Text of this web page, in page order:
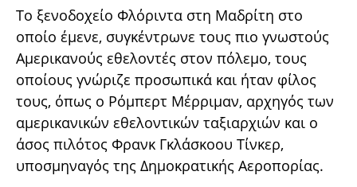
Το ξενοδοχείο Φλόριντα στη Μαδρίτη στο
οποίο έμενε, συγκέντρωνε τους πιο γνωστούς
Αμερικανούς εθελοντές στον πόλεμο, τους
οποίους γνώριζε προσωπικά και ήταν φίλος
τους, όπως ο Ρόμπερτ Μέρριμαν, αρχηγός των
αμερικανικών εθελοντικών ταξιαρχιών και ο
άσος πιλότος Φρανκ Γκλάσκοου Τίνκερ,
υποσμηναγός της Δημοκρατικής Αεροπορίας.